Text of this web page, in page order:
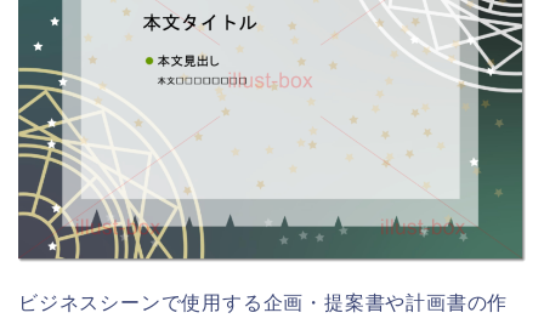
ビジネスシーンで使用する企画・提案書や計画書の作